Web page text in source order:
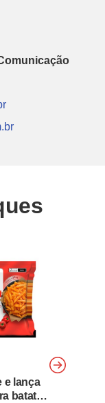
e lança
batata